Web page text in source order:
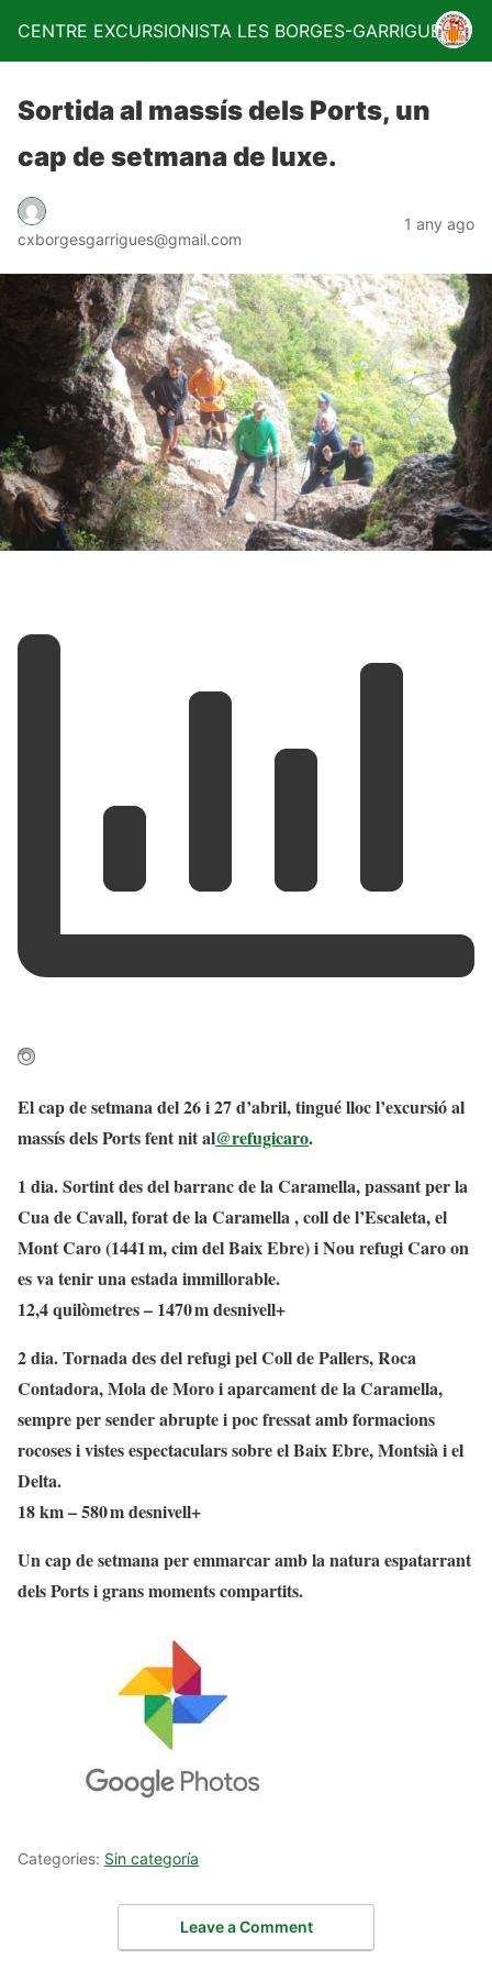
CENTRE EXCURSIONISTA LES BORGES-GARRIGUES
Sortida al massís dels Ports, un
cap de setmana de luxe.
cxborgesgarrigues@gmail.com
1 any ago
El cap de setmana del 26 i 27 d’abril, tingué lloc l’excursió al
massís dels Ports fent nit al@refugicaro.
1 dia. Sortint des del barranc de la Caramella, passant per la
Cua de Cavall, forat de la Caramella , coll de l’Escaleta, el
Mont Caro (1441 m, cim del Baix Ebre) i Nou refugi Caro on
es va tenir una estada immillorable.
12,4 quilòmetres – 1470 m desnivell+
2 dia. Tornada des del refugi pel Coll de Pallers, Roca
Contadora, Mola de Moro i aparcament de la Caramella,
sempre per sender abrupte i poc fressat amb formacions
rocoses i vistes espectaculars sobre el Baix Ebre, Montsià i el
Delta.
18 km – 580 m desnivell+
Un cap de setmana per emmarcar amb la natura espatarrant
dels Ports i grans moments compartits.
Categories: Sin categoría
Leave a Comment